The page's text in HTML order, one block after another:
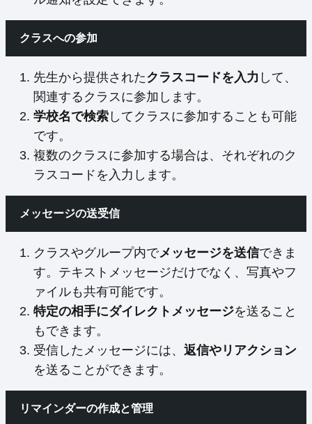
クラスへの参加
先生から提供されたクラスコードを入力 して、
関連するクラスに参加します。
学校名で検索 してクラスに参加することも可能
です。
複数のクラスに参加する場合は、それぞれのク
ラスコードを入力します。
メッセージの送受信
クラスやグループ内でメッセージを送信できま
す。テキストメッセージだけでなく、写真やフ
ァイルも共有可能です。
特定の相手にダイレクトメッセージを送ること
もできます。
受信したメッセージには、 返信やリアクション
を送ることができます。
リマインダーの作成と管理